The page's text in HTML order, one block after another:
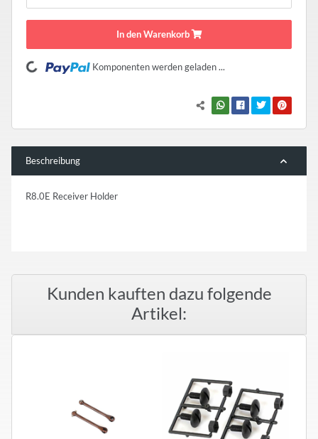
In den Warenkorb
Loading... Komponenten werden geladen ...
Beschreibung
R8.0E Receiver Holder
Kunden kauften dazu folgende
Artikel: